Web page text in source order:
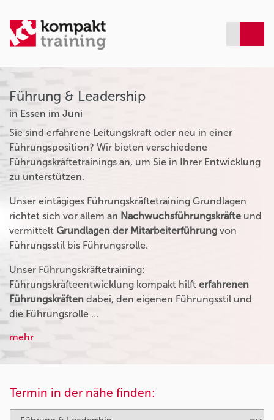
Führung & Leadership
in Essen im Juni
Sie sind erfahrene Leitungskraft oder neu in einer
Führungsposition? Wir bieten verschiedene
Führungskräftetrainings an, um Sie in Ihrer Entwicklung
zu unterstützen.
Unser eintägiges Führungskräftetraining Grundlagen
richtet sich vor allem an Nachwuchsführungskräfte und
vermittelt Grundlagen der Mitarbeiterführung von
Führungsstil bis Führungsrolle.
Unser Führungskräftetraining:
Führungskräfteentwicklung kompakt hilft erfahrenen
Führungskräften dabei, den eigenen Führungsstil und
die Führungsrolle …
mehr
Termin in der nähe finden: